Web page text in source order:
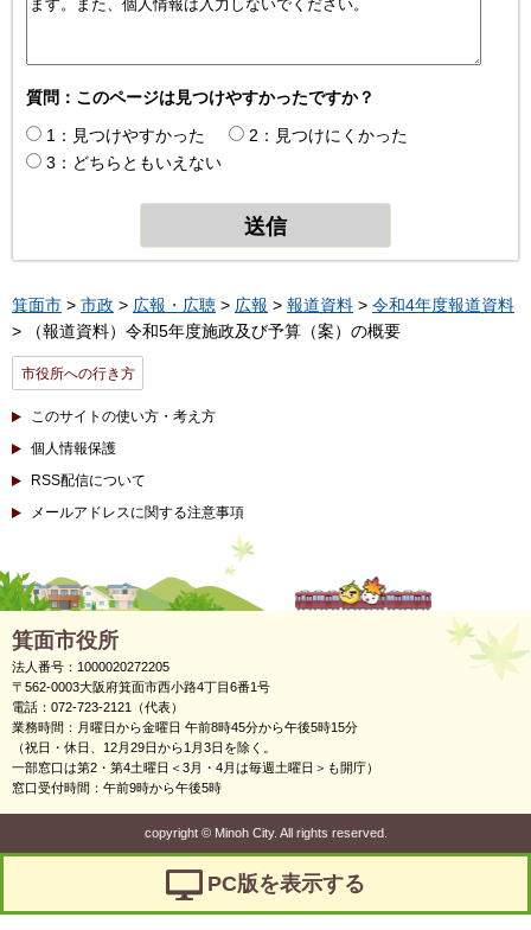
質問：このページは見つけやすかったですか？
1：見つけやすかった
2：見つけにくかった
3：どちらともいえない
箕面市 > 市政 > 広報・広聴 > 広報 > 報道資料 > 令和4年度報道資料
> （報道資料）令和5年度施政及び予算（案）の概要
市役所への行き方
このサイトの使い方・考え方
個人情報保護
RSS配信について
メールアドレスに関する注意事項
箕面市役所
法人番号：1000020272205
〒562-0003大阪府箕面市西小路4丁目6番1号
電話：072-723-2121（代表）
業務時間：月曜日から金曜日 午前8時45分から午後5時15分
（祝日・休日、12月29日から1月3日を除く。
一部窓口は第2・第4土曜日＜3月・4月は毎週土曜日＞も開庁）
窓口受付時間：午前9時から午後5時
copyright ©Minoh City. All rights reserved.
PC版を表示する